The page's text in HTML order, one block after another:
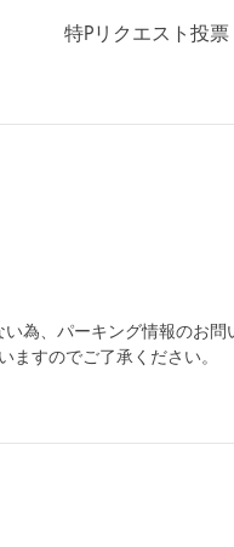
特Pリクエスト投票
為、パーキング情報のお
ますのでご了承ください。